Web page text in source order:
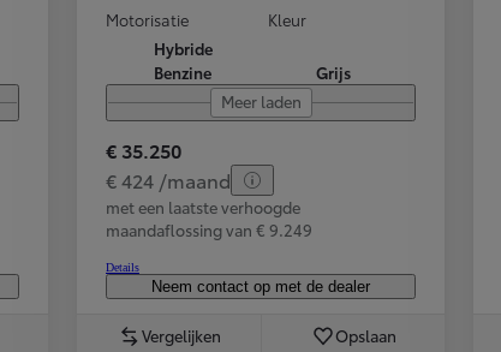
Motorisatie
Hybride
Benzine
Kleur
Grijs
Meer laden
€ 35.250
€ 424 /maand
met een laatste verhoogde
maandaflossing van € 9.249
Details
Neem contact op met de dealer
Vergelijken Opslaan